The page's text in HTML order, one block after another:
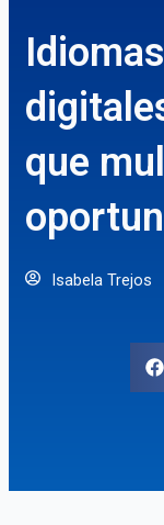
que
Isabela Trejos